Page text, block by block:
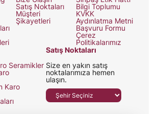
Satış Noktaları
Müşteri
Şikayetleri
Bilgi Toplumu
KVKK
Aydınlatma Metni
Başvuru Formu
Çerez
Politikalarımız
Seramikler
Karo
Satış Noktaları
Size en yakın satış
noktalarımıza hemen
ulaşın.